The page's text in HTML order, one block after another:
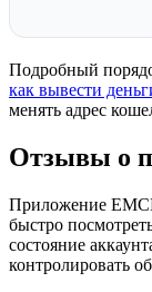
Подробный
как вывести
менять адрес
Отзывы о
Приложение
быстро
состояние
контролировать